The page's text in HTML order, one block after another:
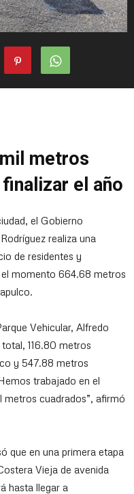
metros
el año
el Gobierno
realiza una
de residentes y
momento 664.68 metros
Vehicular, Alfredo
116.80 metros
y 547.88 metros
trabajado en el
metros cuadrados”, afirmó
que en una primera etapa
Vieja de avenida
hasta llegar a